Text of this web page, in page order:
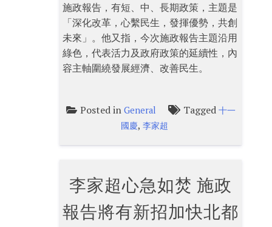
施政報告，有短、中、長期政策，主題是
「深化改革，心繫民生，發揮優勢，共創
未來」。他又指，今次施政報告主題沿用
綠色，代表活力及政府政策的延續性，內
容主軸圍繞發展經濟、改善民生。
Posted in General Tagged 十一
國慶,李家超
李家超心急如焚 施政
報告將有新招加快北都